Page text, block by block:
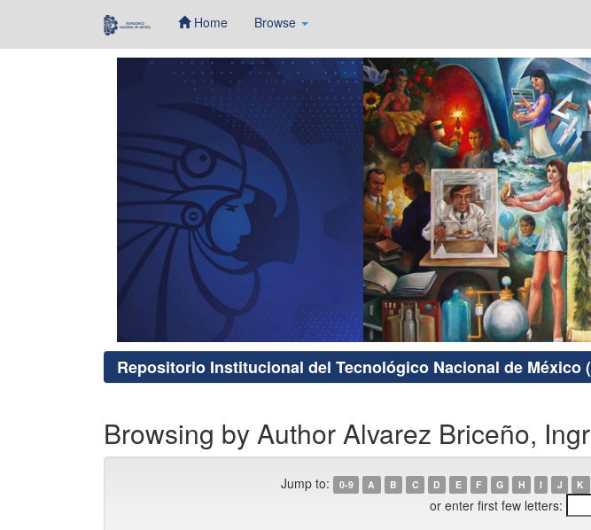
Home Browse
Repositorio Institucional del Tecnológico Nacional de México
Browsing by Author Alvarez Briceño,
Jump to: 0-9 A B C D E F G H I J K
or enter first few letters: